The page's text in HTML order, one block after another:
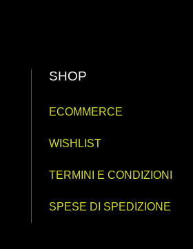
SHOP
ECOMMERCE
WISHLIST
TERMINI E CONDIZIONI
SPESE DI SPEDIZIONE